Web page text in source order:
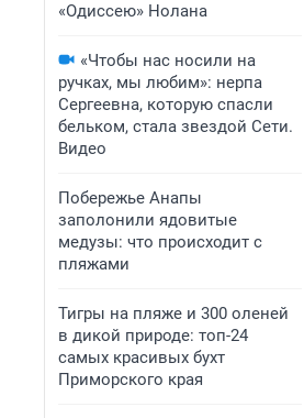
«Одиссею» Нолана
«Чтобы нас носили на
ручках, мы любим»: нерпа
Сергеевна, которую спасли
бельком, стала звездой Сети.
Видео
Побережье Анапы
заполонили ядовитые
медузы: что происходит с
пляжами
Тигры на пляже и 300 оленей
в дикой природе: топ-24
самых красивых бухт
Приморского края